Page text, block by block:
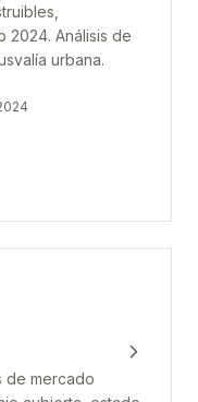
2024. Análisis de
urbana.
de mercado